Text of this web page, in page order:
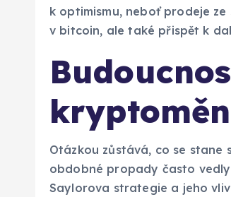
k optimismu, neboť prodeje
v bitcoin, ale také přispět k
kryptoměn
Otázkou zůstává, co se stane
obdobné propady často vedly
Saylorova strategie a jeho